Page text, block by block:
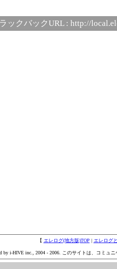
ックバックURL : http://
【 エレログ(地方版)TOP | エレログ
by i-HIVE inc., 2004 - 2006. このサイトは、コミュ